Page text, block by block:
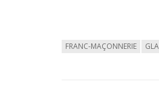
FRANC-MAÇONNERIE